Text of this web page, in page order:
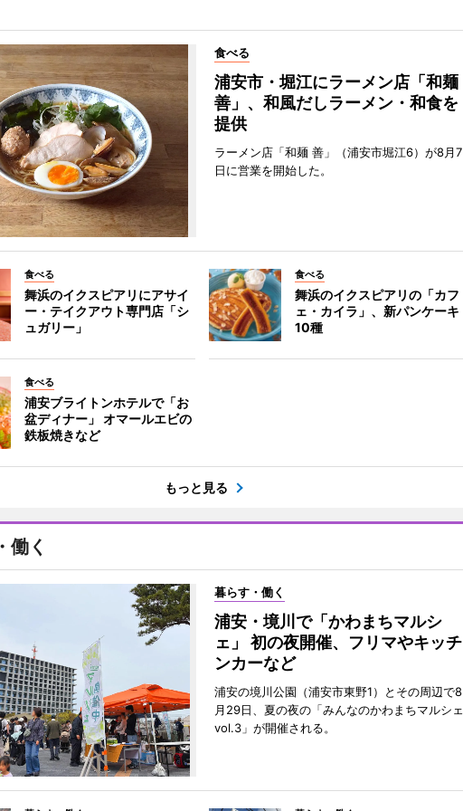
食べる
浦安市・堀江にラーメン店「和麺
善」、和風だしラーメン・和食を
提供
ラーメン店「和麺 善」（浦安市堀江6）が8月7
日に営業を開始した。
食べる
舞浜のイクスピアリにアサイ
ー・テイクアウト専門店「シ
ュガリー」
食べる
舞浜のイクスピアリの「カフ
ェ・カイラ」、新パンケーキ
10種
食べる
浦安ブライトンホテルで「お
盆ディナー」 オマールエビの
鉄板焼きなど
もっと見る
働く
暮らす・働く
浦安・境川で「かわまちマルシ
ェ」 初の夜開催、フリマやキッチ
ンカーなど
浦安の境川公園（浦安市東野1）とその周辺で8
月29日、夏の夜の「みんなのかわまちマルシェ
vol.3」が開催される。